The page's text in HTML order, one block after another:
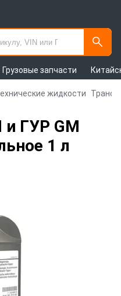
Грузовые запчасти
жидкости
ГУР GM
1 л